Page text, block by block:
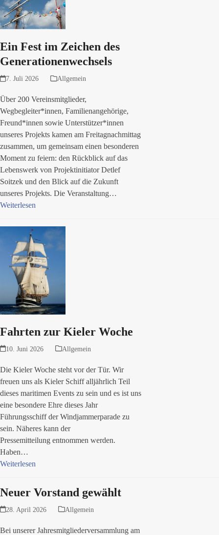
Ein Fest im Zeichen des
Generationenwechsels
7. Juli 2026 Allgemein
Über 200 Vereinsmitglieder,
Wegbegleiter*innen, Familienangehörige,
Freund*innen sowie Unterstützer*innen
unseres Projekts kamen am Freitagnachmittag
zusammen, um gemeinsam einen besonderen
Moment zu feiern: den Rückblick auf das
Lebenswerk von Projektinitiator Detlef
Soitzek und den Blick auf die Zukunft
unseres Projekts. Die Veranstaltung…
Weiterlesen
Fahrten zur Kieler Woche
10. Juni 2026 Allgemein
Die Kieler Woche steht vor der Tür. Wir
freuen uns als Kieler Schiff alljährlich Teil
dieses maritimen Events zu sein und es ist uns
eine besondere Ehre dieses Jahr
Führungsschiff der Windjammerparade zu
sein. Näheres kann der
Pressemitteilung entnommen werden.
Haben…
Weiterlesen
Neuer Vorstand gewählt
28. April 2026 Allgemein
Bei unserer Jahresmitgliederversammlung am